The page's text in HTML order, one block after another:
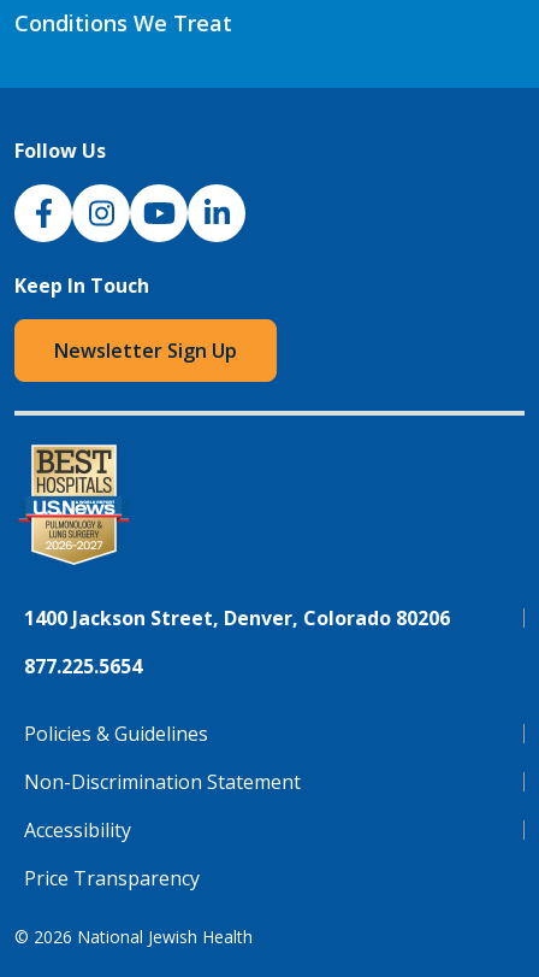
Conditions We Treat
Follow Us
NJH Facebook
InstagramNJH YouTube
NJH LinkedIn
Keep In Touch
Newsletter Sign Up
1400 Jackson Street, Denver, Colorado 80206
877.225.5654
Policies & Guidelines
Non-Discrimination Statement
Accessibility
Price Transparency
© 2026 National Jewish Health